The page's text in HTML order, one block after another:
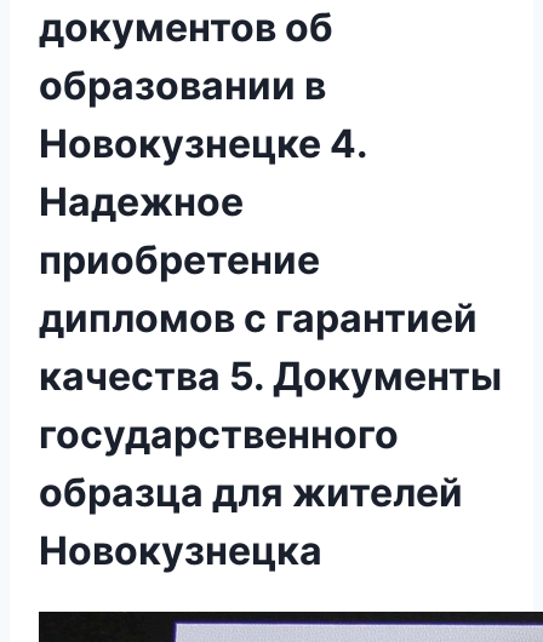
документов об
образовании в
Новокузнецке 4.
Надежное
приобретение
дипломов с гарантией
качества 5. Документы
государственного
образца для жителей
Новокузнецка